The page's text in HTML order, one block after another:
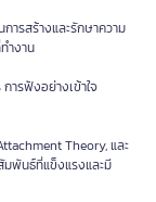
ารสร้างและรักษาความ
างาน
ารฟังอย่างเข้าใจ
Theory, และ
พันธ์ที่แข็งแรงและมี